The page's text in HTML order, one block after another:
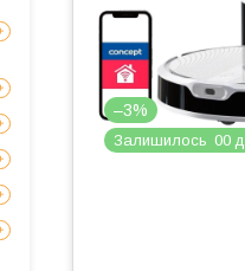
–3%
Залишилось 00